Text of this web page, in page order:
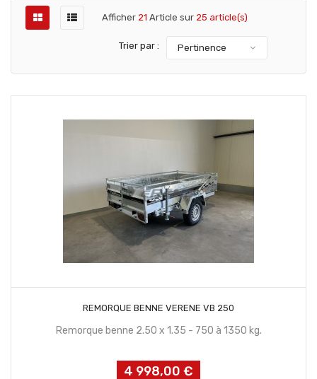
Afficher 21 Article sur 25 article(s)
Trier par : Pertinence
REMORQUE BENNE VERENE VB 250
Remorque benne 2.50 x 1.35 - 750 à 1350 kg.
Prix
4 998,00 €